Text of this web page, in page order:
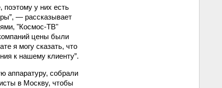
у них есть
— рассказывает
"Космос-ТВ"
цены были
я могу сказать, что
к нашему клиенту”.
аппаратуру, собрали
в Москву, чтобы